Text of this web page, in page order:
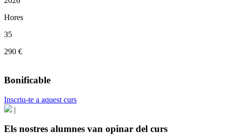
Hores
35
290 €
Bonificable
Inscriu-te a aquest curs
|
Els nostres alumnes van opinar del curs